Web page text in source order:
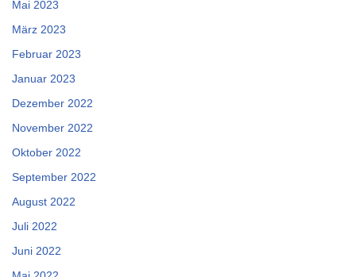
Mai 2023
März 2023
Februar 2023
Januar 2023
Dezember 2022
November 2022
Oktober 2022
September 2022
August 2022
Juli 2022
Juni 2022